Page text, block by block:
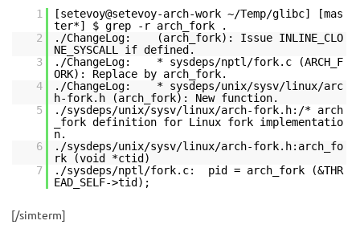
1
[setevoy@setevoy-arch-work ~/Temp/glibc] [mas
ter*] $ grep -r arch_fork .
2
./ChangeLog: (arch_fork): Issue INLINE_CLO
NE_SYSCALL if defined.
3
./ChangeLog: * sysdeps/nptl/fork.c (ARCH_F
ORK): Replace by arch_fork.
4
./ChangeLog: * sysdeps/unix/sysv/linux/arc
h-fork.h (arch_fork): New function.
5
./sysdeps/unix/sysv/linux/arch-fork.h:/* arch
_fork definition for Linux fork implementatio
n.
6
./sysdeps/unix/sysv/linux/arch-fork.h:arch_fo
rk (void *ctid)
7
./sysdeps/nptl/fork.c: pid = arch_fork (&THR
EAD_SELF->tid);
[/simterm]